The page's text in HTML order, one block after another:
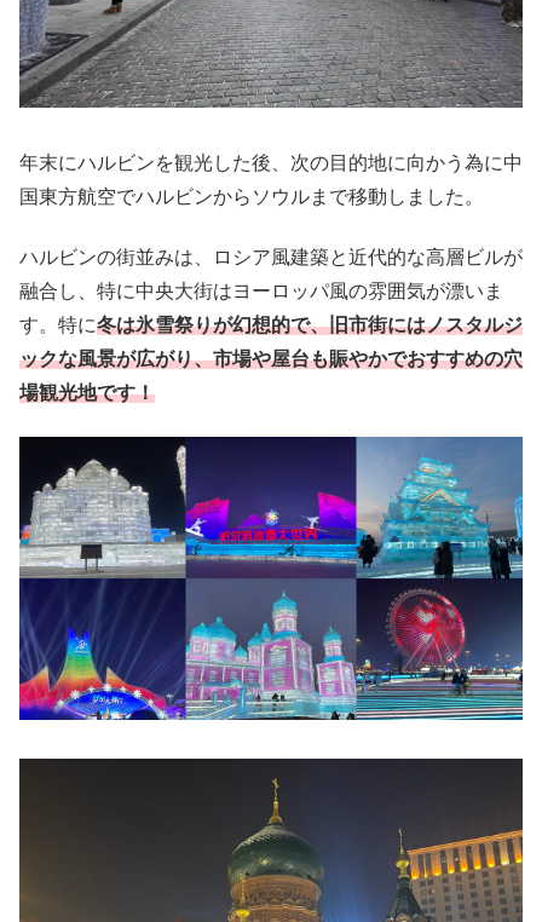
年末にハルビンを観光した後、次の目的地に向かう為に中
国東方航空でハルビンからソウルまで移動しました。
ハルビンの街並みは、ロシア風建築と近代的な高層ビルが
融合し、特に中央大街はヨーロッパ風の雰囲気が漂いま
す。特に冬は氷雪祭りが幻想的で、旧市街にはノスタルジ
ックな風景が広がり、市場や屋台も賑やかでおすすめの穴
場観光地です！